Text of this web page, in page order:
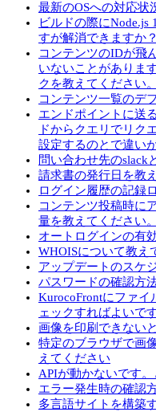
最新のOSへの対応状
ビルドの際にNode.js
すが解消できますか？
コンテンツのIDが飛
いないことがありま
クを教えてください。
コンテンツ一覧のデ
エンドポイントに送
ドからクエリでリク
設定するのとで違い
問い合わせ先のslack
請求書の発行日を教
ログイン履歴の記録
コンテンツ投稿時に
量を教えてください。
オートログインの有
WHOISについて教え
アップデートのスケ
パスワードの確認方
KurocoFrontにファイ
ェックすればよいで
画像を印刷できない
特定のブラウザで画
えてください
APIが動かないです
エラー発生時の確認
多言語サイトを構築